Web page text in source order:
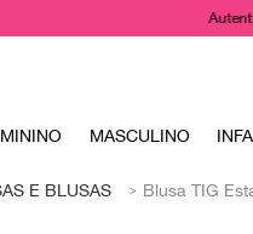
MASCULINO
E BLUSAS Blusa TIG